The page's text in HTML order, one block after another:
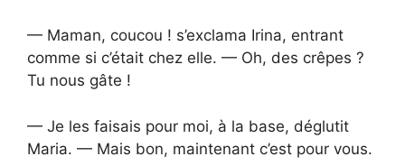
— Maman, coucou ! s’exclama Irina, entrant
comme si c’était chez elle. — Oh, des crêpes ?
Tu nous gâte !
— Je les faisais pour moi, à la base, déglutit
Maria. — Mais bon, maintenant c’est pour vous.